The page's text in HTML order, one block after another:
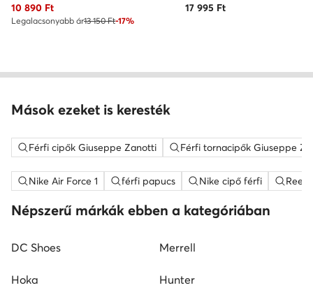
Aktuális ár
10 890 Ft
Legalacsonyabb ár13 150 Ft-17%
17 995 Ft
Mások ezeket is keresték
Férfi cipők Giuseppe Zanotti Férfi tornacipők Giuseppe
Nike Air Force 1 férfi papucs Nike cipő férfi
Népszerű márkák ebben a kategóriában
DC Shoes Merrell
Hoka Hunter